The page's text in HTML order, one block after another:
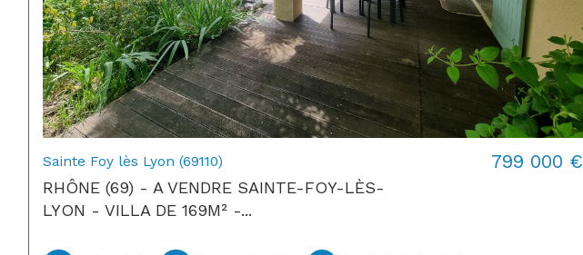
Sainte Foy lès Lyon (69110)
RHÔNE (69) - A VENDRE SAINTE-FOY-LÈS-
LYON - VILLA DE 169M² -...
799 000 €